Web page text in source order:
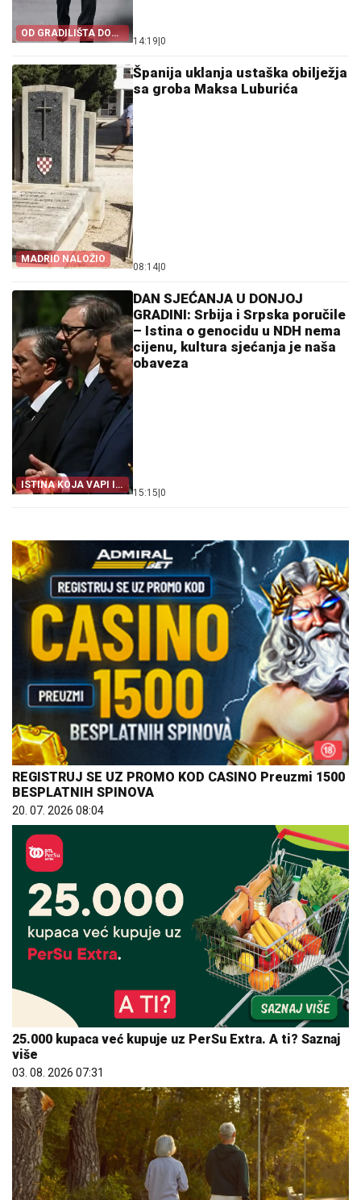
OD GRADILIŠTA DO
VRHA MOSADA
14:19 0
MADRID NALOŽIO
Španija uklanja ustaška obilježja
sa groba Maksa Luburića
08:14 0
ISTINA KOJA VAPI IZ
ZEMLJE
DAN SJEĆANJA U DONJOJ
GRADINI: Srbija i Srpska poručile
– Istina o genocidu u NDH nema
cijenu, kultura sjećanja je naša
obaveza
15:15 0
REGISTRUJ SE UZ PROMO KOD CASINO Preuzmi 1500
BESPLATNIH SPINOVA
20. 07. 2026 08:04
25.000 kupaca već kupuje uz PerSu Extra. A ti? Saznaj
više
03. 08. 2026 07:31